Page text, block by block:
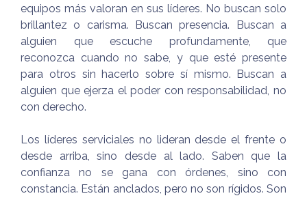
equipos más valoran en sus líderes. No buscan solo
brillantez o carisma. Buscan presencia. Buscan a
alguien que escuche profundamente, que
reconozca cuando no sabe, y que esté presente
para otros sin hacerlo sobre sí mismo. Buscan a
alguien que ejerza el poder con responsabilidad, no
con derecho.
Los líderes serviciales no lideran desde el frente o
desde arriba, sino desde al lado. Saben que la
confianza no se gana con órdenes, sino con
constancia. Están anclados, pero no son rígidos. Son